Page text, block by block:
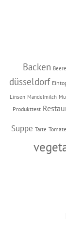
Backen
düsseldorf
Linsen Mandelmilch
Produkttest
Suppe Tarte